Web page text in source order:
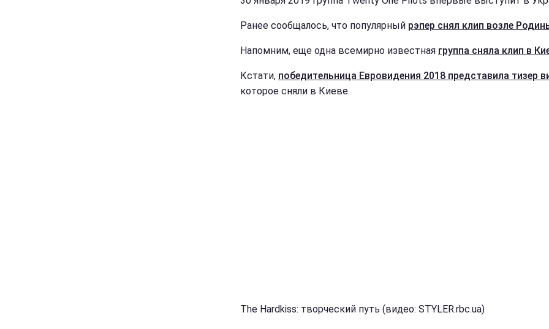
Ранее сообщалось, что популярный рэпер снял клип возле
Напомним, еще одна всемирно известная группа сняла клип в
Кстати, победительница Евровидения 2018 представила тизер
которое сняли в Киеве.
The Hardkiss: творческий путь (видео: STYLER.rbc.ua)